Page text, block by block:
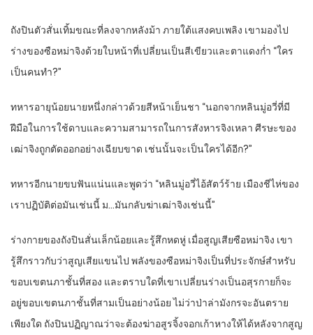
ถังปินตัวสั่นเทิ้มขณะที่ลงจากหลังม้า ภายใต้แสงคบเพลิง เขามองไป
ร่างของซือหม่าจิงด้วยใบหน้าที่เปลี่ยนเป็นสีเขียวและตาแดงก่ำ “ใคร
เป็นคนทำ?”
ทหารอายุน้อยนายหนึ่งกล่าวด้วยสีหน้าเย็นชา “นอกจากหลินมู่อวี่ที่มี
ฝีมือในการใช้ดาบและความสามารถในการสังหารจิงเหลา ศีรษะของ
เฒ่าจิงถูกตัดออกอย่างเฉียบขาด เช่นนั้นจะเป็นใครได้อีก?”
ทหารอีกนายขบฟันแน่นและพูดว่า “หลินมู่อวี่ไอ้สัตว์ร้าย เมืองชีไห่ของ
เราปฏิบัติต่อมันเช่นนี้ ม…มันกลับฆ่าเฒ่าจิงเช่นนี้”
ร่างกายของถังปินสั่นเล็กน้อยและรู้สึกหดหู่ เมื่อสูญเสียซือหม่าจิง เขา
รู้สึกราวกับว่าสูญเสียแขนไป พลังของซือหม่าจิงเป็นที่ประจักษ์สำหรับ
ขอบเขตนภาชั้นที่สอง และตราบใดที่เขาเปลี่ยนร่างเป็นอสุรกายก็จะ
อยู่ขอบเขตนภาชั้นที่สามเป็นอย่างน้อย ไม่ว่าป่าล่ามังกรจะอันตราย
เพียงใด ถังปินปฏิญาณว่าจะต้องฆ่าอสูรจิ้งจอกเก้าหางให้ได้หลังจากสูญ